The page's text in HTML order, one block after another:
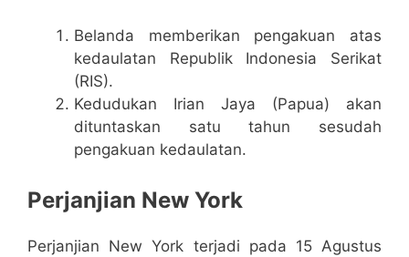
Belanda memberikan pengakuan atas
kedaulatan Republik Indonesia Serikat
(RIS).
Kedudukan Irian Jaya (Papua) akan
dituntaskan satu tahun sesudah
pengakuan kedaulatan.
Perjanjian New York
Perjanjian New York terjadi pada 15 Agustus